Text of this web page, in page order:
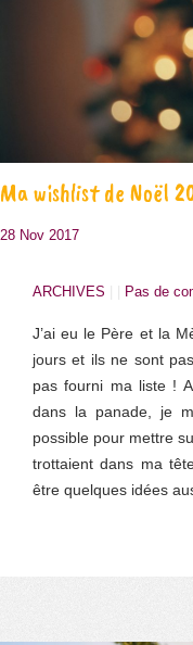
Ma wishlist de Noël
28 Nov 2017
ARCHIVES Pas de
J’ai eu le Père et la
jours et ils ne sont
pas fourni ma liste !
dans la panade, je
possible pour mettre
trottaient dans ma
être quelques idées